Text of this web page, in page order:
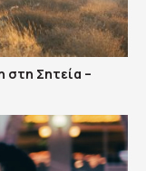
στη Σητεία –